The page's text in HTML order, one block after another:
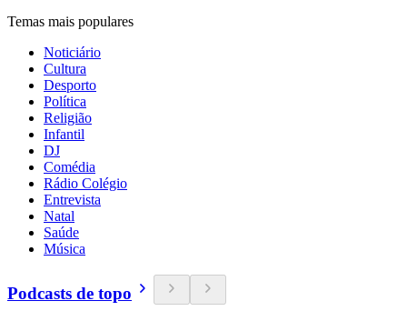
Temas mais populares
Noticiário
Cultura
Desporto
Política
Religião
Infantil
DJ
Comédia
Rádio Colégio
Entrevista
Natal
Saúde
Música
Podcasts de topo